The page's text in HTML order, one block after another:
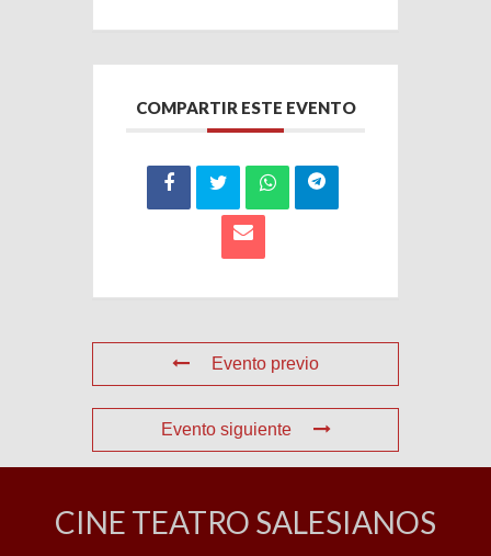
COMPARTIR ESTE EVENTO
Evento previo
Evento siguiente
CINE TEATRO SALESIANOS